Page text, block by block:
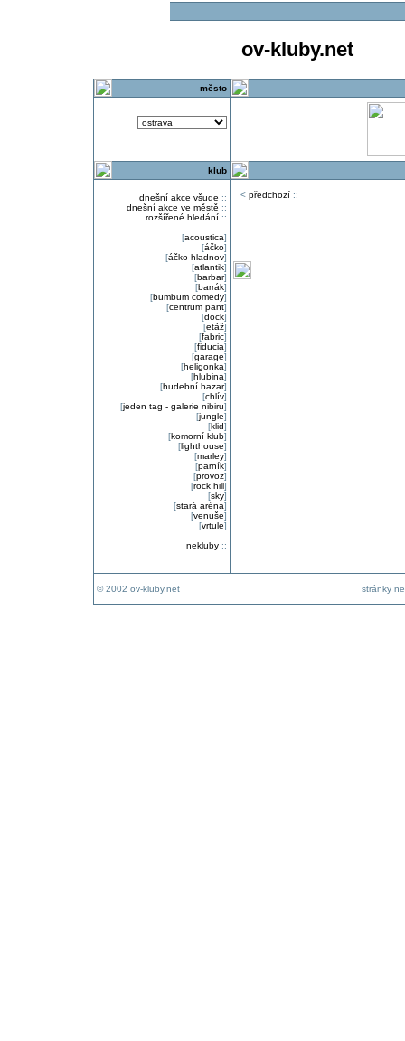
ov-kluby.net
město
klub
dnešní akce všude ::
dnešní akce ve městě ::
rozšířené hledání::
[acoustica]
[áčko]
[áčko hladnov]
[atlantik]
[barbar]
[barrák]
[bumbum comedy]
[centrum pant]
[dock]
[etáž]
[fabric]
[fiducia]
[garage]
[heligonka]
[hlubina]
[hudební bazar]
[chlív]
[jeden tag - galerie nibiru]
[jungle]
[klid]
[komorní klub]
[lighthouse]
[marley]
[parník]
[provoz]
[rock hill]
[sky]
[stará aréna]
[venuše]
[vrtule]
nekluby::
< předchozí::
© 2002 ov-kluby.net stránky